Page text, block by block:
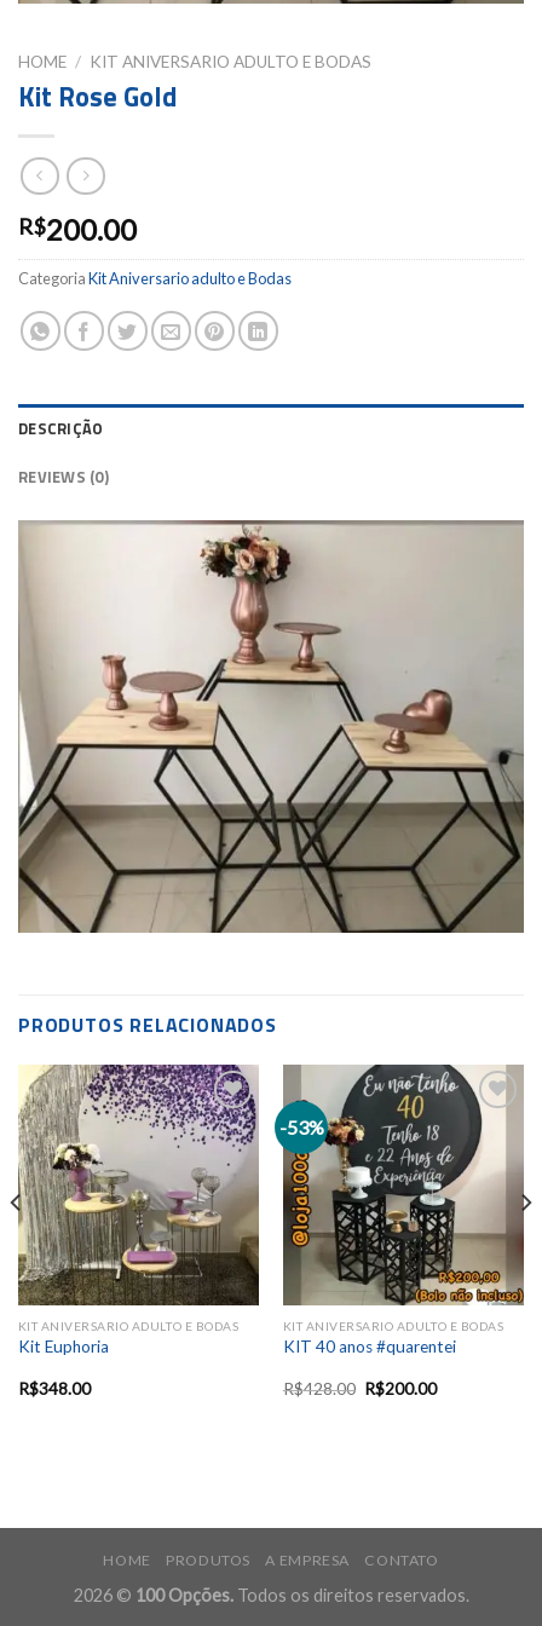
HOME / KIT ANIVERSARIO ADULTO E BODAS
Kit Rose Gold
R$200.00
CategoriaKit Aniversario adulto e Bodas
DESCRIÇÃO
REVIEWS (0)
PRODUTOS RELACIONADOS
Add to
wishlist
KIT ANIVERSARIO ADULTO E BODAS
Kit Euphoria
R$348.00
-53%
wishlist
KIT ANIVERSARIO ADULTO E BODAS
KIT 40 anos #quarentei
R$428.00 R$200.00
HOME PRODUTOS A EMPRESA CONTATO
2026 © 100 Opções.Todos os direitos reservados.